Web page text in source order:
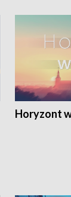
Horyzont